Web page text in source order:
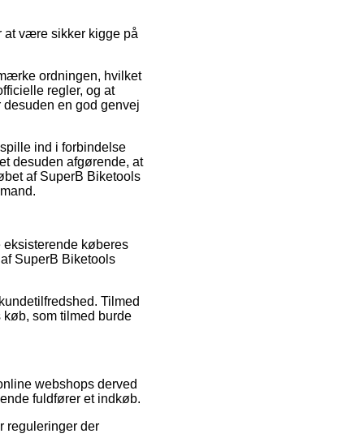
at være sikker kigge på
ordningen, hvilket
regler, og at
desuden en god genvej
ind i forbindelse
desuden afgørende, at
af SuperB Biketools
køberes
SuperB Biketools
Tilmed
som tilmed burde
webshops derved
fuldfører et indkøb.
reguleringer der